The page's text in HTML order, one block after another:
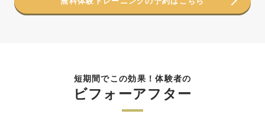
短期間でこの効果！体験者の
ビフォーアフター